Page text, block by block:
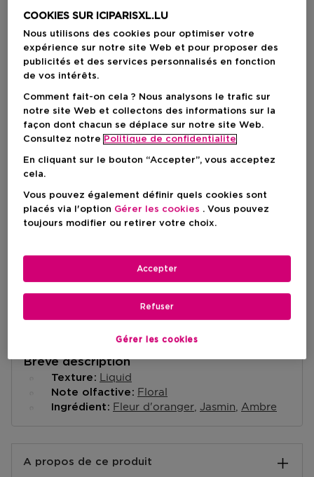
50 ML En rupture de stock
50 ML
Prix du produit
121,90 €
Prix du produit
121,90 €
VOIR LA DISPONIBILITÉ EN MAGASIN
Livraison à domicile
Retrait dans un magasin près de chez vous.
Selectionner un magasin
Brève description
Texture Liquid
Note olfactive Floral
Ingrédient Fleur d'oranger Jasmin Ambre
A propos de ce produit
COOKIES SUR ICIPARISXL.LU
Nous utilisons des cookies pour optimiser votre
expérience sur notre site Web et pour proposer des
publicités et des services personnalisés en fonction
de vos intérêts.
Comment fait-on cela ? Nous analysons le trafic sur
notre site Web et collectons des informations sur la
façon dont chacun se déplace sur notre site Web.
Consultez notre Politique de confidentialite
En cliquant sur le bouton “Accepter”, vous acceptez
cela.
Vous pouvez également définir quels cookies sont
placés via l'option Gérer les cookies . Vous pouvez
toujours modifier ou retirer votre choix.
Gérer les cookies
Refuser
Accepter